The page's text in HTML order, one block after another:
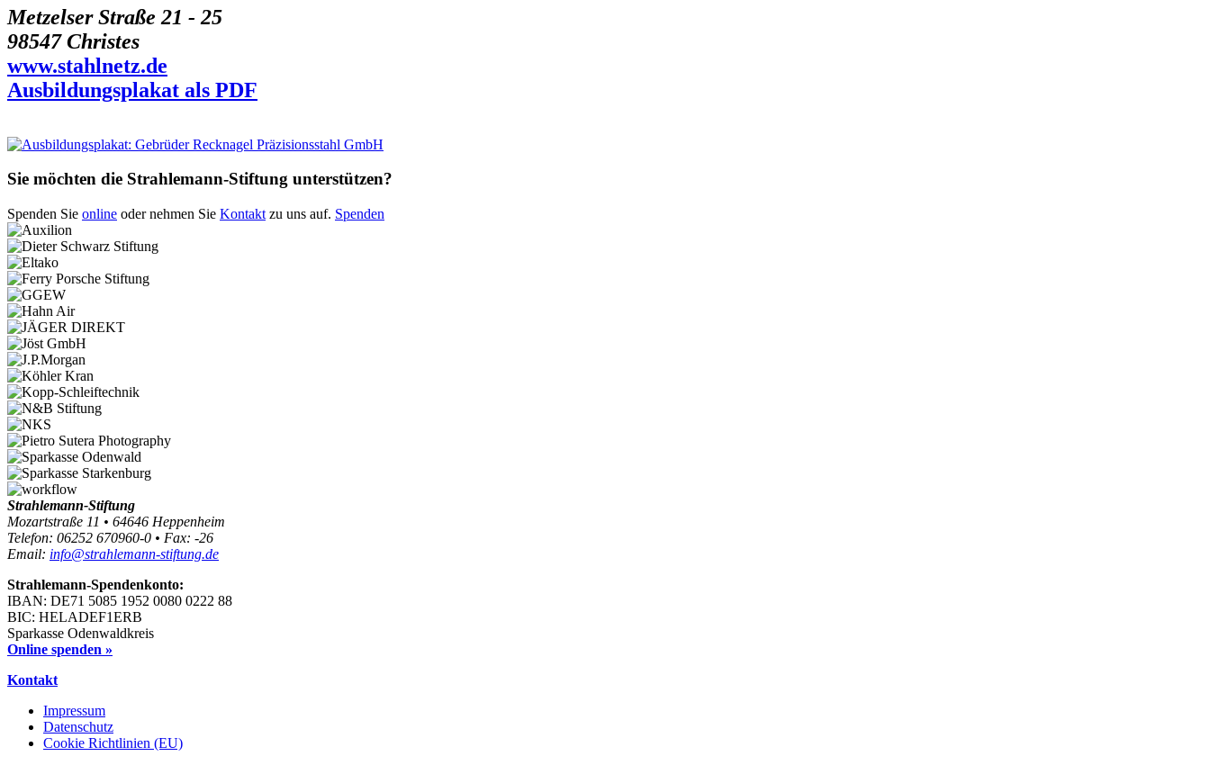
Metzelser Straße 21 - 25
98547 Christes
www.stahlnetz.de
Ausbildungsplakat als PDF
Sie möchten die Strahlemann-Stiftung unterstützen?
Spenden Sie online oder nehmen Sie Kontakt zu uns auf. Spenden
Strahlemann-Stiftung
Mozartstraße 11 • 64646 Heppenheim
Telefon: 06252 670960-0 • Fax: -26
Email: info@strahlemann-stiftung.de
Strahlemann-Spendenkonto:
IBAN: DE71 5085 1952 0080 0222 88
BIC: HELADEF1ERB
Sparkasse Odenwaldkreis
Online spenden »
Kontakt
Impressum
Datenschutz
Cookie Richtlinien (EU)